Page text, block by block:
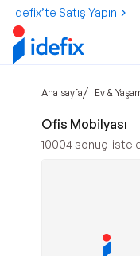
idefix’te Satış Yapın
Ana sayfa/ Ev &
Ofis Mobilyası
10004 sonuç